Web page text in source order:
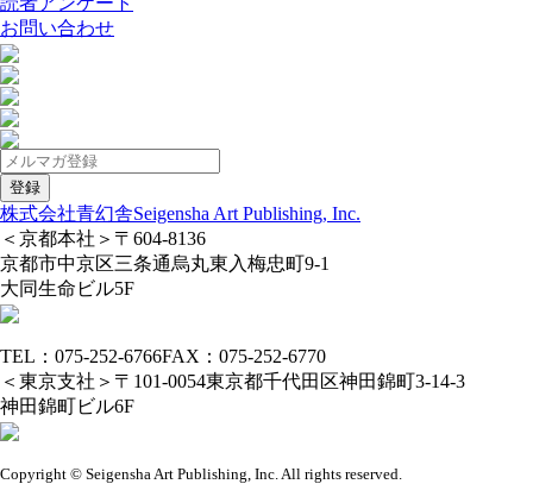
お問い合わせ
株式会社青幻舎Seigensha Art Publishing, Inc.
＜京都本社＞ 〒604-8136
京都市中京区三条通烏丸東入梅忠町9-1
大同生命ビル5F
TEL：075-252-6766FAX：075-252-6770
＜東京支社＞ 〒101-0054東京都千代田区神田錦町3-14-3
神田錦町ビル6F
Copyright © Seigensha Art Publishing, Inc. All rights reserved.